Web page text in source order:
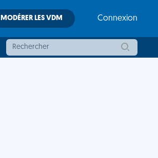
MODÉRER LES VDM Connexion